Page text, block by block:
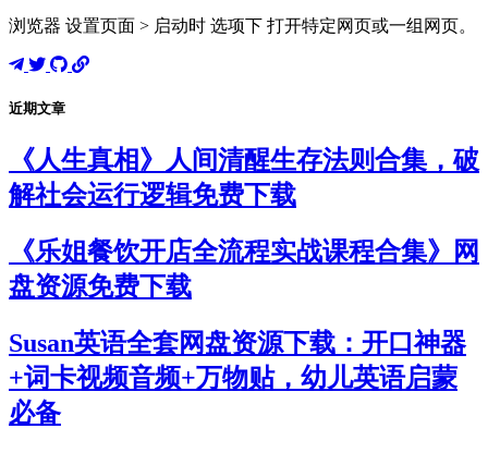
浏览器 设置页面 > 启动时 选项下 打开特定网页或一组网页。
近期文章
《人生真相》人间清醒生存法则合集，破
解社会运行逻辑免费下载
《乐姐餐饮开店全流程实战课程合集》网
盘资源免费下载
Susan英语全套网盘资源下载：开口神器
+词卡视频音频+万物贴，幼儿英语启蒙
必备